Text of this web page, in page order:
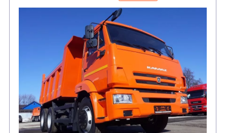
Вахтовые автобусы(3)
АВТОЦИСТЕРНЫ
Автотопливозаправщики
CHAMELEON (г. Егорьевск)(8)
Молоковозы, водовозы(7)
Автогудронаторы (8)
Комбинированные
машины
Вакуумные машины
Илососные машины
Каналопромывочные
Комбинированные